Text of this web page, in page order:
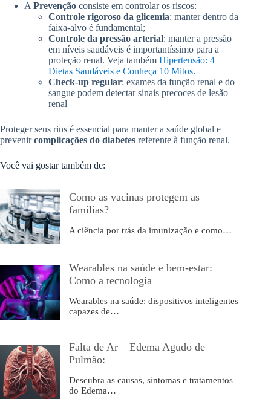
A Prevenção consiste em controlar os riscos:
Controle rigoroso da glicemia: manter dentro da
faixa-alvo é fundamental;
Controle da pressão arterial: manter a pressão
em níveis saudáveis é importantíssimo para a
proteção renal. Veja também Hipertensão: 4
Dietas Saudáveis e Conheça 10 Mitos.
Check-up regular: exames da função renal e do
sangue podem detectar sinais precoces de lesão
renal
Proteger seus rins é essencial para manter a saúde global e
prevenircomplicações do diabetes referente à função renal.
Você vai gostar também de:
Como as vacinas protegem as
famílias?
A ciência por trás da imunização e como…
Wearables na saúde e bem-estar:
Como a tecnologia
Wearables na saúde: dispositivos inteligentes
capazes de…
Falta de Ar – Edema Agudo de
Pulmão:
Descubra as causas, sintomas e tratamentos
do Edema…